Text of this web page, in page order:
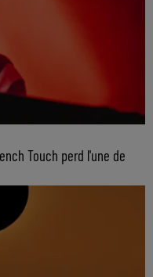
Touch perd l'une de